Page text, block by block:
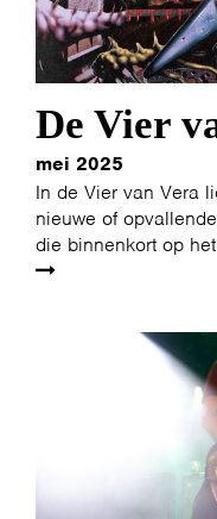
De Vier
mei 2025
In de Vier van Vera
nieuwe of
die binnenkort op